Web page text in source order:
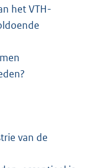
het VTH-
van de